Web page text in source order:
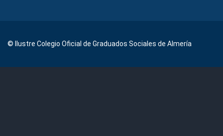
© Ilustre Colegio Oficial de Graduados Sociales de Almería